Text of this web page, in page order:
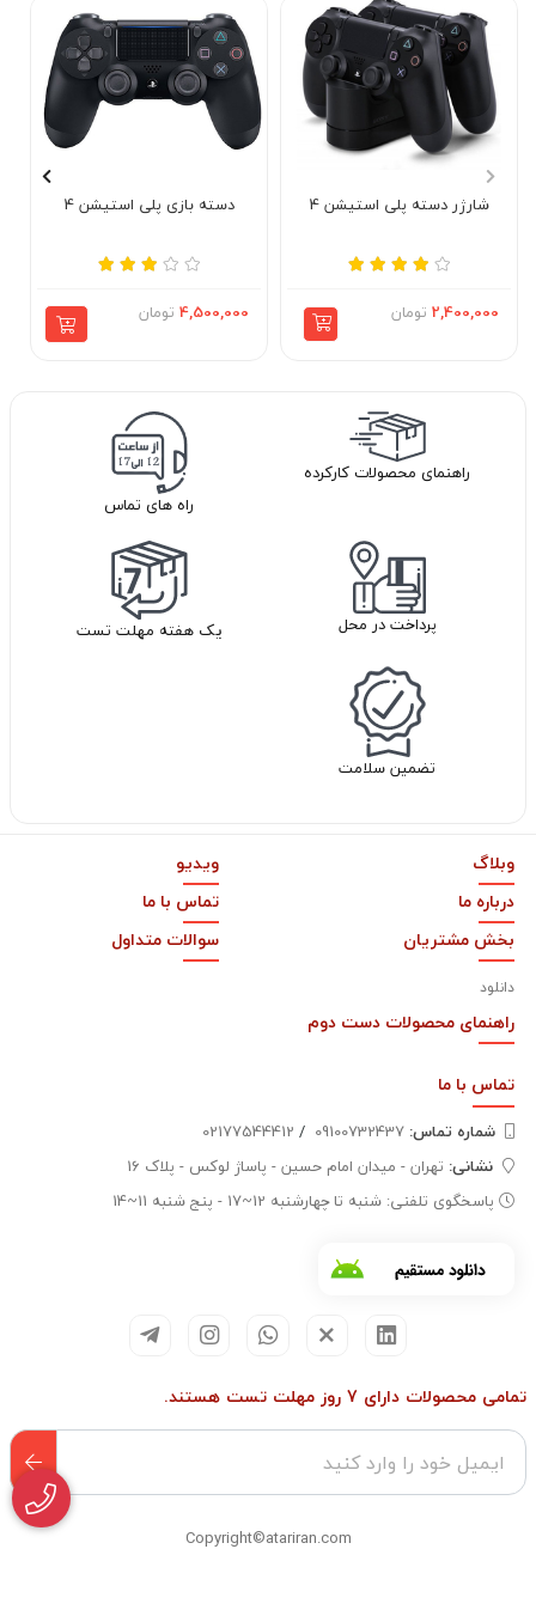
شارژر دسته پلی استیشن 4
2,400,000 تومان
دسته بازی پلی استیشن 4
4,500,000 تومان
راهنمای محصولات کارکرده
راه های تماس
پرداخت در محل یک هفته مهلت تست
تضمین سلامت
وبلاگ
ویدیو
درباره ما
تماس با ما
بخش مشتریان
دانلود
سوالات متداول
راهنمای محصولات دست دوم
تماس با ما
شماره تماس‌: /
02177544412
نشانی: تهران - میدان امام حسین - پاساژ لوکس - پلاک 16
پاسخگوی تلفنی: شنبه تا چهارشنبه 12~17 - پنج شنبه 11~14
تمامی محصولات دارای 7 روز مهلت تست هستند.
Copyright©atariran.com